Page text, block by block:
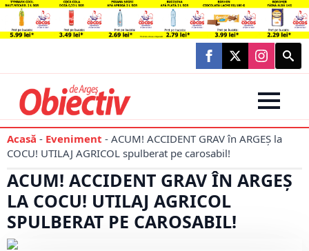
Search
for:
Acasă - Eveniment - ACUM! ACCIDENT GRAV în ARGEȘ la
COCU! UTILAJ AGRICOL spulberat pe carosabil!
ACUM! ACCIDENT GRAV ÎN ARGEȘ
LA COCU! UTILAJ AGRICOL
SPULBERAT PE CAROSABIL!